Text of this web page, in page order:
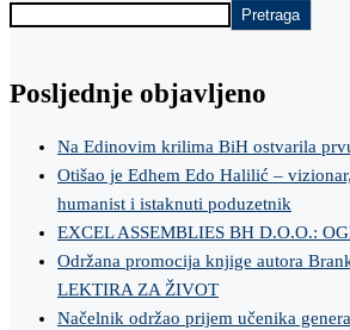
Pretraga
Posljednje objavljeno
Na Edinovim krilima BiH ostvarila
Otišao je Edhem Edo Halilić –
humanist i istaknuti poduzetnik
EXCEL ASSEMBLIES BH D.O.O.:
Održana promocija knjige autora
LEKTIRA ZA ŽIVOT
Načelnik održao prijem učenika